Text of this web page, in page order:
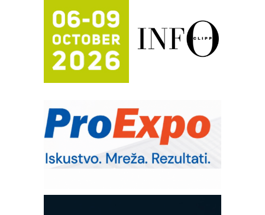
Efikasno upravljanje energijom
Automatizacija pakovanja · Display
(Shelf-Ready) omotnice
Potpuna efikasnost bez složenih
sistema
Trajna oznaka kao dugoročna korist
IB BLUMENAUER - više od 40 godina
poverenja u industriji
RMQ-TITAN ADVANCED INDICATOR
– Pametna signalizacija za efikasnije
upravljanje mašinama
era CNC merenja